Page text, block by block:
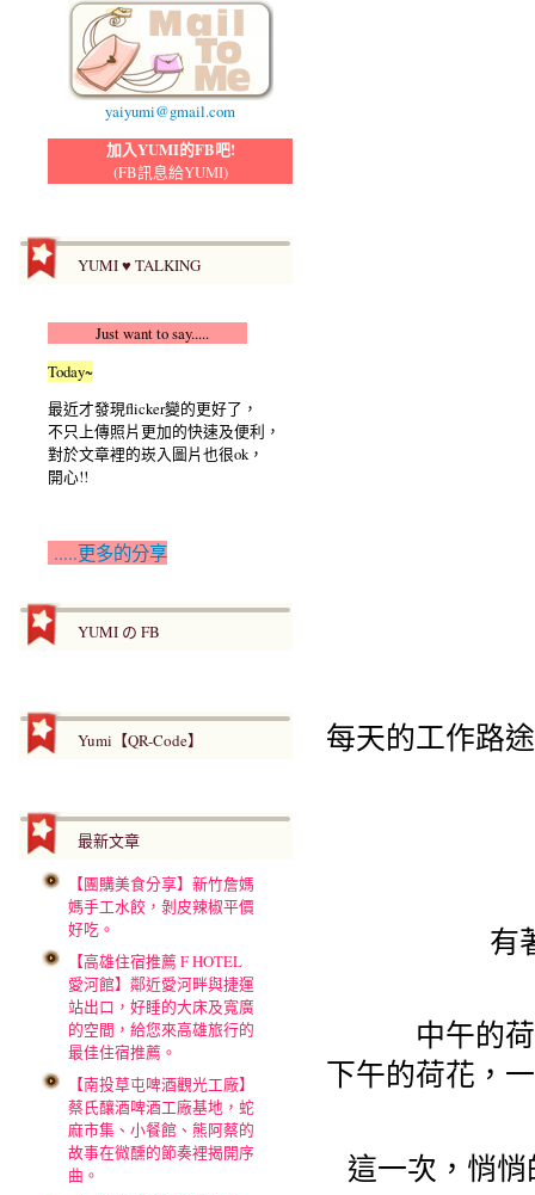
yaiyumi@gmail.com
加入YUMI的FB吧!
(FB訊息給YUMI)
YUMI ♥ TALKING
Just want to say.....
Today~
最近才發現flicker變的更好了，
不只上傳照片更加的快速及便利，
對於文章裡的崁入圖片也很ok，
開心!!
.....更多的分享
YUMI の FB
Yumi【QR-Code】
最新文章
【團購美食分享】新竹詹媽
媽手工水餃，剝皮辣椒平價
好吃。
【高雄住宿推薦 F HOTEL
愛河館】鄰近愛河畔與捷運
站出口，好睡的大床及寬廣
的空間，給您來高雄旅行的
最佳住宿推薦。
【南投草屯啤酒觀光工廠】
蔡氏釀酒啤酒工廠基地，蛇
麻市集、小餐館、熊阿蔡的
故事在微醺的節奏裡揭開序
曲。
每天的工作路
有
中午的
下午的荷花，
這一次，悄